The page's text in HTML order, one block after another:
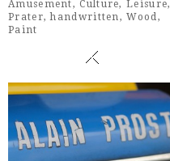
Amusement, Culture,Leisure,
Prater,handwritten,Wood,
Paint